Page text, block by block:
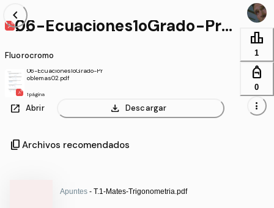
chevron_left
06-Ecuaciones1oGrado-Pro
blemas02.pdf
Fluorocromo
06-Ecuaciones1oGrado-Pr
oblemas02.pdf
1 página
open_in_new Abrir download Descargar
leaderboard
1
personal_bag
0
more_vert
content_copy Archivos recomendados
Apuntes - T.1-Mates-Trigonometria.pdf